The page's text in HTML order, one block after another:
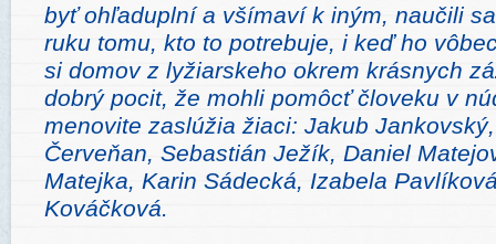
byť ohľaduplní a všímaví k iným, naučili
ruku tomu, kto to potrebuje, i keď ho
si domov z lyžiarskeho okrem krásnych
dobrý pocit, že mohli pomôcť človeku v
menovite zaslúžia žiaci: Jakub
Červeňan, Sebastián Ježík, Daniel
Matejka, Karin Sádecká, Izabela
Kováčková.